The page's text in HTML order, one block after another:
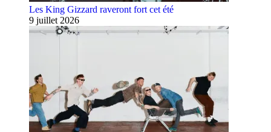
Les King Gizzard raveront fort cet été
9 juillet 2026